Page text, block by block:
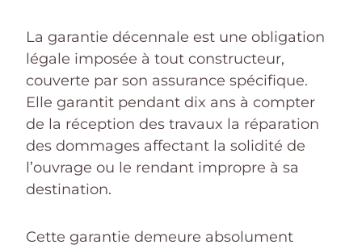
La garantie décennale est une obligation
légale imposée à tout constructeur,
couverte par son assurance spécifique.
Elle garantit pendant dix ans à compter
de la réception des travaux la réparation
des dommages affectant la solidité de
l’ouvrage ou le rendant impropre à sa
destination.
Cette garantie demeure absolument